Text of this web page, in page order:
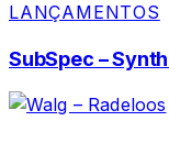
LANÇAMENTOS
SubSpec –